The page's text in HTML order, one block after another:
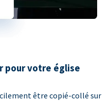
pour votre église
être copié-collé sur